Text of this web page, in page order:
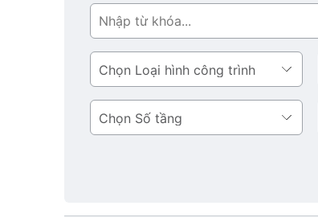
Tìm
Loại
hình
công
trình
Số
tầng